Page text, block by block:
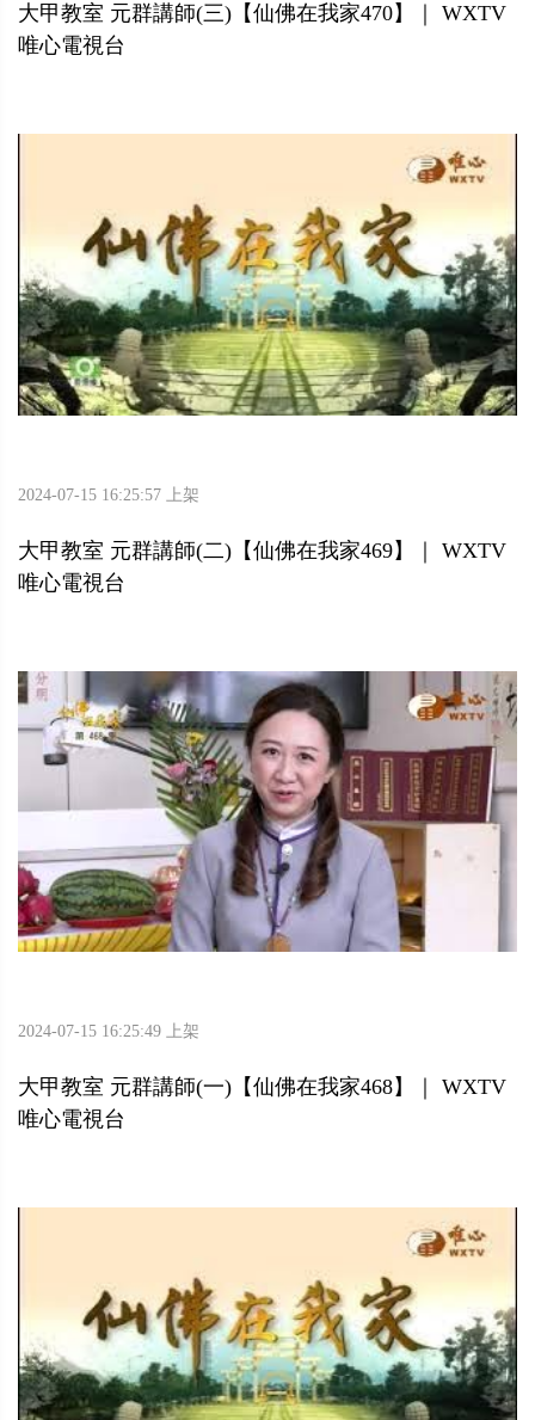
大甲教室 元群講師(三)【仙佛在我家470】｜ WXTV
唯心電視台
2024-07-15 16:25:57 上架
大甲教室 元群講師(二)【仙佛在我家469】｜ WXTV
唯心電視台
2024-07-15 16:25:49 上架
大甲教室 元群講師(一)【仙佛在我家468】｜ WXTV
唯心電視台